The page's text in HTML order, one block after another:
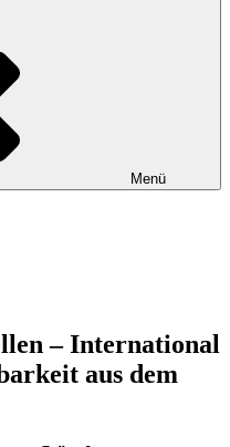
Menü
– International
aus dem